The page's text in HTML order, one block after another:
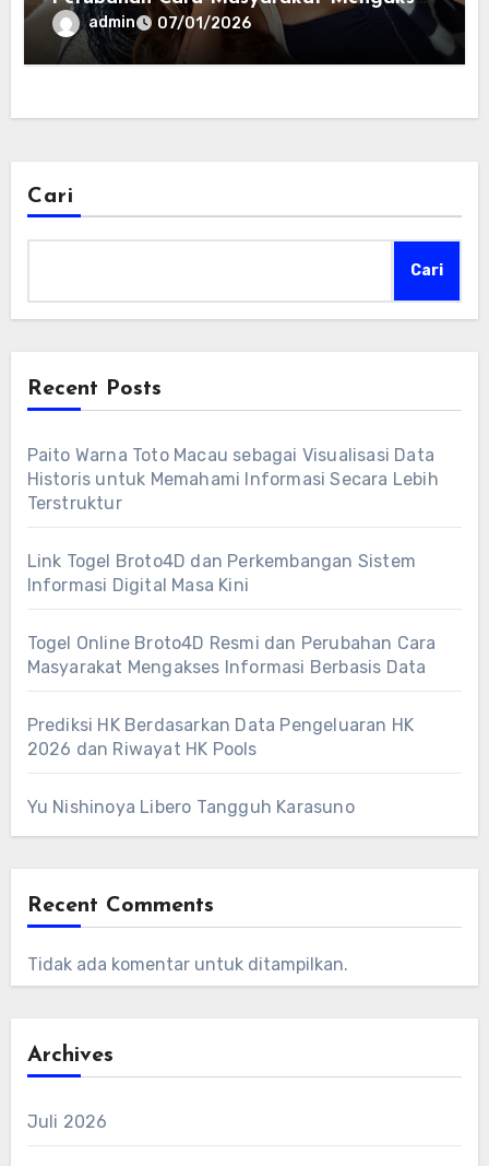
Informasi Berbasis Data
admin 07/01/2026
Cari
Cari
Recent Posts
Paito Warna Toto Macau sebagai Visualisasi Data
Historis untuk Memahami Informasi Secara Lebih
Terstruktur
Link Togel Broto4D dan Perkembangan Sistem
Informasi Digital Masa Kini
Togel Online Broto4D Resmi dan Perubahan Cara
Masyarakat Mengakses Informasi Berbasis Data
Prediksi HK Berdasarkan Data Pengeluaran HK
2026 dan Riwayat HK Pools
Yu Nishinoya Libero Tangguh Karasuno
Recent Comments
Tidak ada komentar untuk ditampilkan.
Archives
Juli 2026